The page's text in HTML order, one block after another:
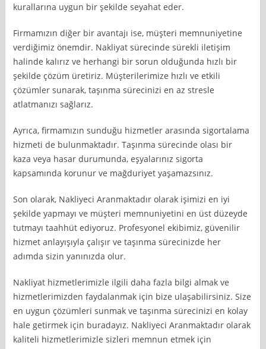
kurallarına uygun bir şekilde seyahat eder.
Firmamızın diğer bir avantajı ise, müşteri memnuniyetine
verdiğimiz önemdir. Nakliyat sürecinde sürekli iletişim
halinde kalırız ve herhangi bir sorun olduğunda hızlı bir
şekilde çözüm üretiriz. Müşterilerimize hızlı ve etkili
çözümler sunarak, taşınma sürecinizi en az stresle
atlatmanızı sağlarız.
Ayrıca, firmamızın sunduğu hizmetler arasında sigortalama
hizmeti de bulunmaktadır. Taşınma sürecinde olası bir
kaza veya hasar durumunda, eşyalarınız sigorta
kapsamında korunur ve mağduriyet yaşamazsınız.
Son olarak, Nakliyeci Aranmaktadır olarak işimizi en iyi
şekilde yapmayı ve müşteri memnuniyetini en üst düzeyde
tutmayı taahhüt ediyoruz. Profesyonel ekibimiz, güvenilir
hizmet anlayışıyla çalışır ve taşınma sürecinizde her
adımda sizin yanınızda olur.
Nakliyat hizmetlerimizle ilgili daha fazla bilgi almak ve
hizmetlerimizden faydalanmak için bize ulaşabilirsiniz. Size
en uygun çözümleri sunmak ve taşınma sürecinizi en kolay
hale getirmek için buradayız. Nakliyeci Aranmaktadır olarak
kaliteli hizmetlerimizle sizleri memnun etmek için